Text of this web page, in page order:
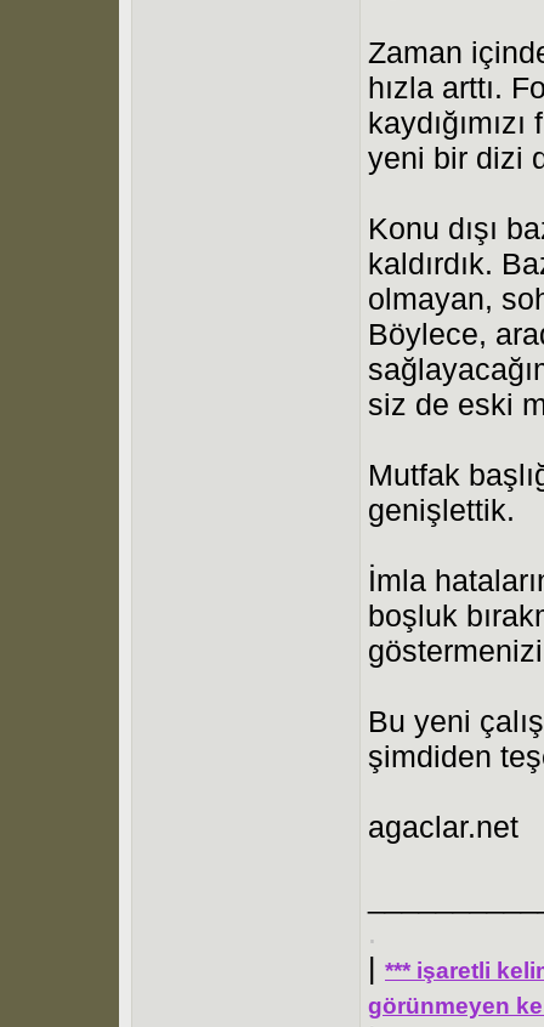
Zaman
hızla arttı.
yeni bir dizi
Konu dışı
kaldırdık.
olmayan,
Böylece,
siz de eski
Mutfak
genişlettik.
İmla
boşluk
Bu yeni
şimdiden
agaclar.net
.
| *** işaretli
görünmeyen